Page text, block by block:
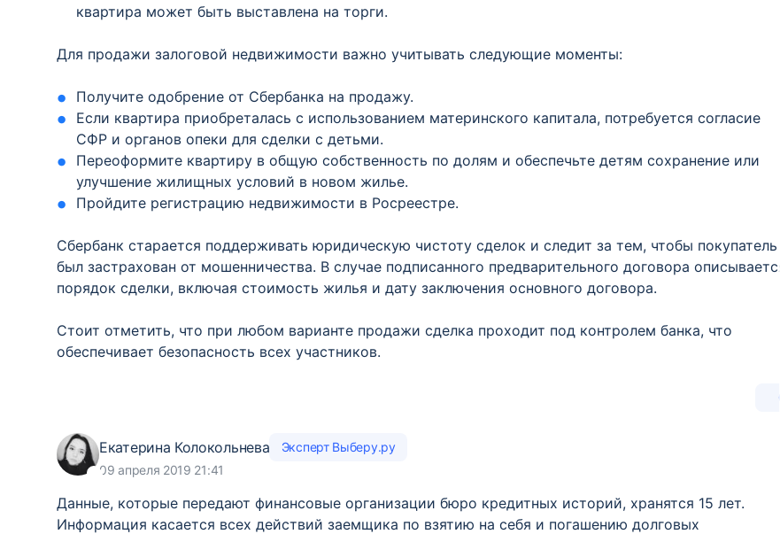
квартира может быть выставлена на торги.
Для продажи залоговой недвижимости важно учитывать следующие моменты:
Получите одобрение от Сбербанка на продажу.
Если квартира приобреталась с использованием материнского капитала, потребуется согласие
СФР и органов опеки для сделки с детьми.
Переоформите квартиру в общую собственность по долям и обеспечьте детям сохранение или
улучшение жилищных условий в новом жилье.
Пройдите регистрацию недвижимости в Росреестре.
Сбербанк старается поддерживать юридическую чистоту сделок и следит за тем, чтобы покупатель
был застрахован от мошенничества. В случае подписанного предварительного договора описывается
порядок сделки, включая стоимость жилья и дату заключения основного договора.
Стоит отметить, что при любом варианте продажи сделка проходит под контролем банка, что
обеспечивает безопасность всех участников.
0
Екатерина Колокольнева
Эксперт Выберу.ру
09 апреля 2019 21:41
Данные, которые передают финансовые организации бюро кредитных историй, хранятся 15 лет.
Информация касается всех действий заемщика по взятию на себя и погашению долговых